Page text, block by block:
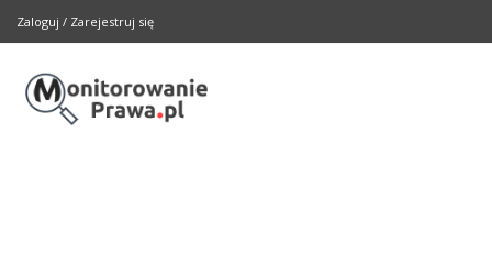
Zaloguj / Zarejestruj się